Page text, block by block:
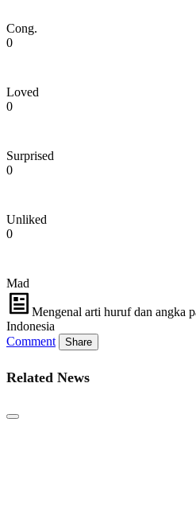
Cong.
0
Loved
0
Surprised
0
Unliked
0
Mad
Mengenal arti huruf dan angka
Indonesia
Comment
Share
Related News